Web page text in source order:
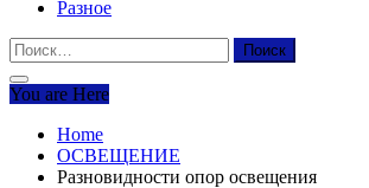
Разное
Найти:
You are Here
Home
ОСВЕЩЕНИЕ
Разновидности опор освещения